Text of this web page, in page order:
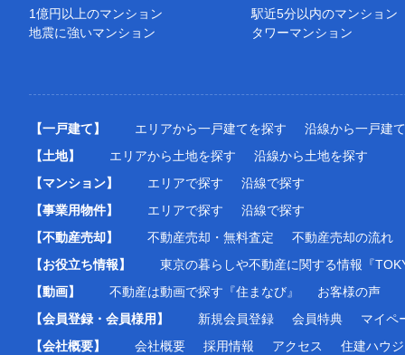
1億円以上のマンション
駅近5分以内のマンション
地震に強いマンション
タワーマンション
【一戸建て】 エリアから一戸建てを探す
沿線から一戸建
【土地】
エリアから土地を探す
沿線から土地を探す
【マンション】
エリアで探す
沿線で探す
【事業用物件】
エリアで探す
沿線で探す
【不動産売却】
不動産売却・無料査定
不動産売却の流れ
【お役立ち情報】
東京の暮らしや不動産に関する情報『
【動画】
不動産は動画で探す『住まなび』
お客様の声
【会員登録・会員様用】
新規会員登録 会員特典
マイペ
【会社概要】
会社概要 採用情報 アクセス 住建ハウ